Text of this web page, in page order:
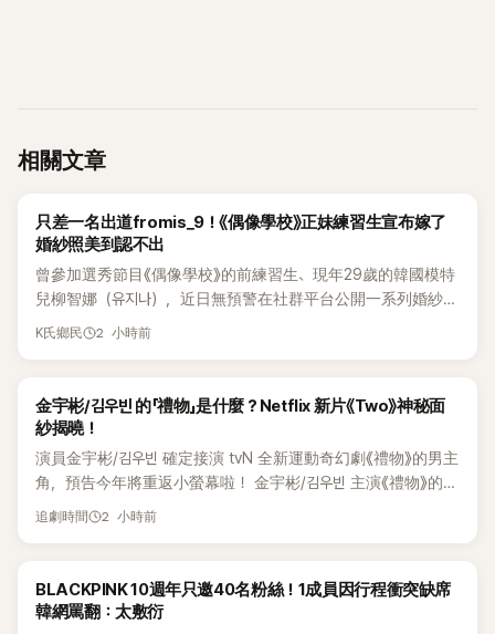
相關文章
K-POP
只差一名出道fromis_9！《偶像學校》正妹練習生宣布嫁了
婚紗照美到認不出
曾參加選秀節目《偶像學校》的前練習生、現年29歲的韓國模特
兒柳智娜（유지나），近日無預警在社群平台公開一系列婚紗
照，親自宣布即將步入婚姻，消息曝光後讓不少曾追看節目的
K氏鄉民 2 小時前
K-DRAMA
金宇彬/김우빈 的「禮物」是什麼？Netflix 新片《Two》神秘面
紗揭曉！
演員金宇彬/김우빈 確定接演 tvN 全新運動奇幻劇《禮物》的男主
角，預告今年將重返小螢幕啦！ 金宇彬/김우빈 主演《禮物》的詳
細資訊韓劇《禮物》改編自網路漫畫，劇情講述一位離開大聯
時光》的導演金圭泰/김규태 和咸勝勳/함승훈 共同執導，編劇團
隊則有閔貞/민정、海珠/해주、成恩/성은 等作家參與執筆。《禮
追劇時間 2 小時前
K-POP
BLACKPINK 10週年只邀40名粉絲！1成員因行程衝突缺席
韓網罵翻：太敷衍